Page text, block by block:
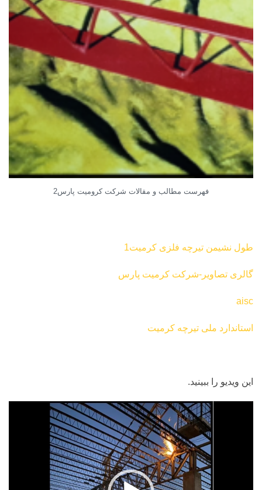
فهرست مطالب و مقالات شرکت کرومیت پارس2
طول نشیمن تیرچه فلزی کرمیت1
گالری تصاویر-شرکت کرمیت پارس
aisc
استاندارد ملی تیرچه کرمیت
این ویدیو را ببینید.